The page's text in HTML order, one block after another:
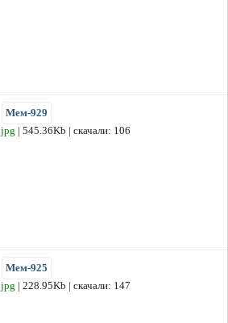
Мем-929
jpg | 545.36Kb | скачали: 106
Мем-925
jpg | 228.95Kb | скачали: 147